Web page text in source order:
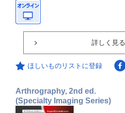
詳しく見る
ほしいものリストに登録
Arthrography, 2nd ed.
(Specialty Imaging Series)